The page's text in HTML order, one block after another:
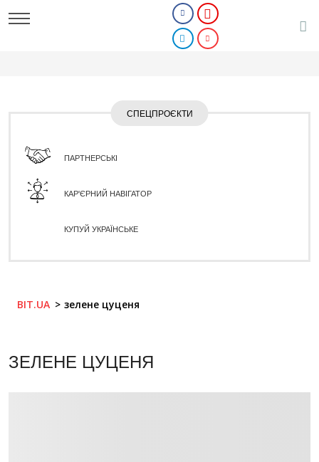
СПЕЦПРОЄКТИ
ПАРТНЕРСЬКІ
КАР'ЄРНИЙ НАВІГАТОР
КУПУЙ УКРАЇНСЬКЕ
BIT.UA зелене цуценя
ЗЕЛЕНЕ ЦУЦЕНЯ